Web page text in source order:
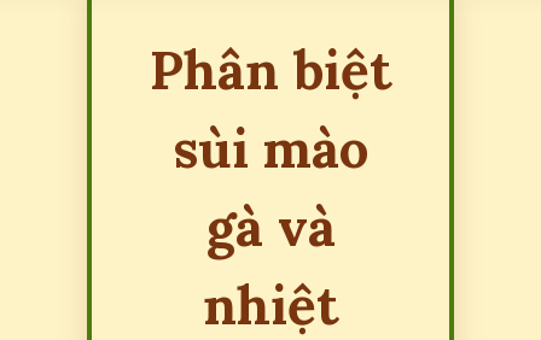
Phân biệt
sùi mào
gà và
nhiệt